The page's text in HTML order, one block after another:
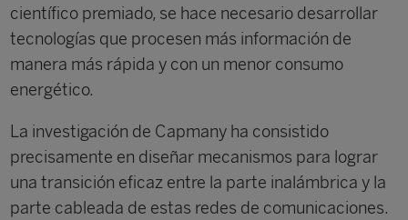
científico premiado, se hace necesario desarrollar
tecnologías que procesen más información de
manera más rápida y con un menor consumo
energético.
La investigación de Capmany ha consistido
precisamente en diseñar mecanismos para lograr
una transición eficaz entre la parte inalámbrica y la
parte cableada de estas redes de comunicaciones.